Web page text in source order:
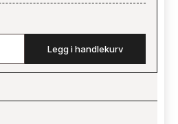
Legg i handlekurv